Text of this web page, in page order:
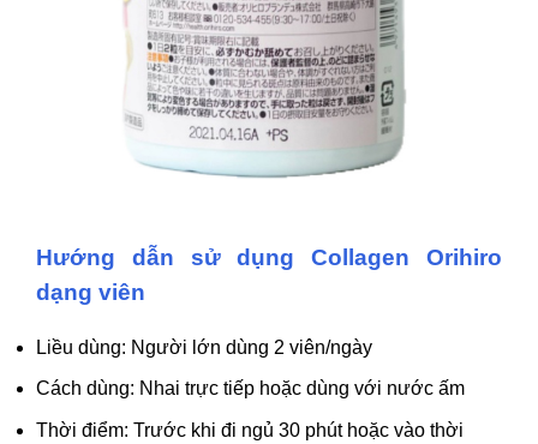
Hướng dẫn sử dụng Collagen Orihiro
dạng viên
Liều dùng: Người lớn dùng 2 viên/ngày
Cách dùng: Nhai trực tiếp hoặc dùng với nước ấm
Thời điểm: Trước khi đi ngủ 30 phút hoặc vào thời